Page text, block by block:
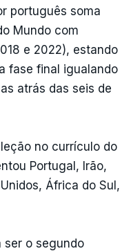
português soma
Mundo com
e 2022), estando
fase final igualando
atrás das seis de
no currículo do
Portugal, Irão,
África do Sul,
ser o segundo